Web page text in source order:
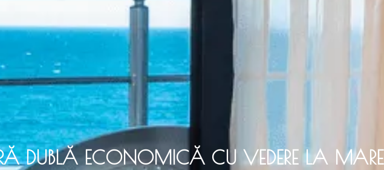
DUBLĂ ECONOMICĂ CU VEDERE LA MARE